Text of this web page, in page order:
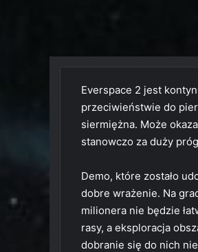
Everspace 2 jest
przeciwieństwie do
siermiężna. Może
stanowczo za duży
Demo, które zostało
dobre wrażenie. Na
milionera nie będzie
rasy, a eksploracja
dobranie się do nich